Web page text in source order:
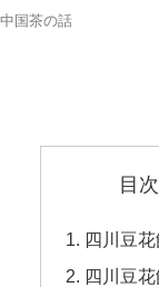
中国茶の話
目次
四川豆
四川豆